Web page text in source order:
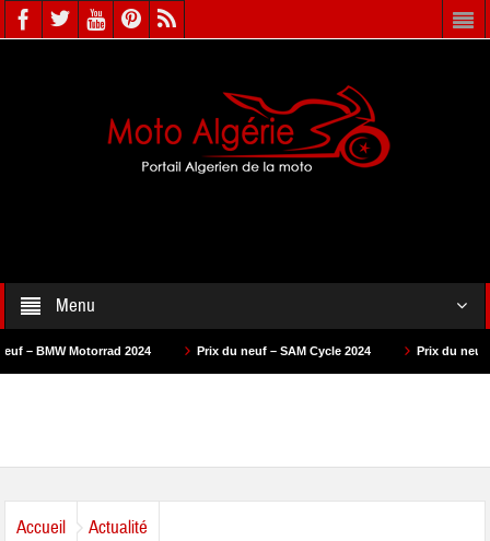
Menu
2024 Prix du neuf – SAM Cycle 2024 Prix du neuf – AS Motors 2024
Accueil Actualité